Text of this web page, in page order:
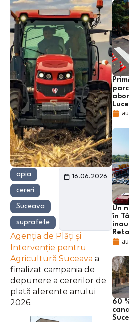
apia
cereri
Suceava
suprafete
16.06.2026
Agenţia de Plăţi şi
Intervenţie pentru
Agricultură Suceava a
finalizat campania de
depunere a cererilor de
plată aferente anului
2026.
Un
în
60